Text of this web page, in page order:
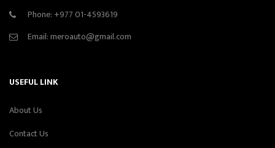
Phone: +977 01-4593619
Email:meroauto@gmail.com
USEFUL LINK
About Us
Contact Us